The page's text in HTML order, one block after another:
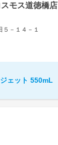
スモス道徳橋店
－１４－１
ェット 550mL